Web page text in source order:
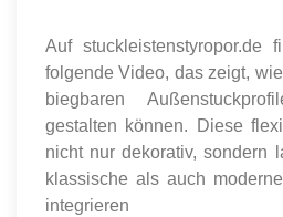
Auf stuckleistenstyropor.de
folgende Video, das zeigt,
biegbaren
gestalten können. Diese
nicht nur dekorativ, sondern
klassische als auch
integrieren